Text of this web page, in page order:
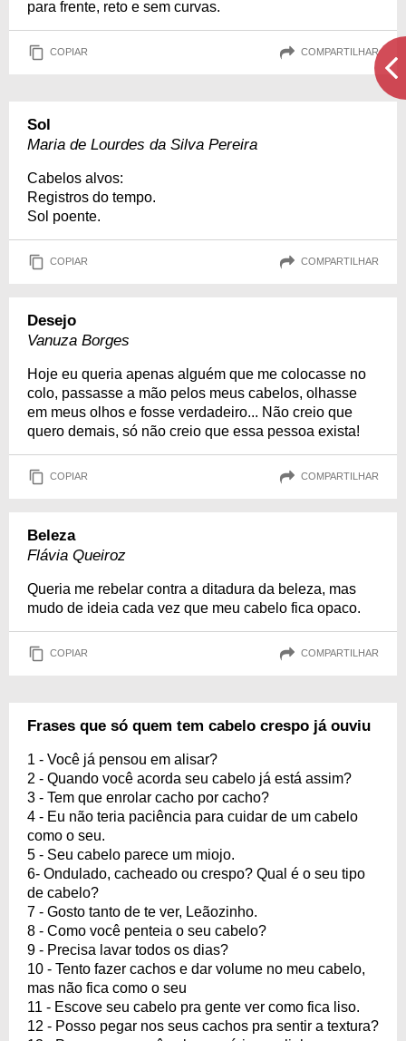
para frente, reto e sem curvas.
COPIAR COMPARTILHAR
Sol
Maria de Lourdes da Silva Pereira
Cabelos alvos:
Registros do tempo.
Sol poente.
COPIAR COMPARTILHAR
Desejo
Vanuza Borges
Hoje eu queria apenas alguém que me colocasse no
colo, passasse a mão pelos meus cabelos, olhasse
em meus olhos e fosse verdadeiro... Não creio que
quero demais, só não creio que essa pessoa exista!
COPIAR COMPARTILHAR
Beleza
Flávia Queiroz
Queria me rebelar contra a ditadura da beleza, mas
mudo de ideia cada vez que meu cabelo fica opaco.
COPIAR COMPARTILHAR
Frases que só quem tem cabelo crespo já ouviu
1 - Você já pensou em alisar?
2 - Quando você acorda seu cabelo já está assim?
3 - Tem que enrolar cacho por cacho?
4 - Eu não teria paciência para cuidar de um cabelo
como o seu.
5 - Seu cabelo parece um miojo.
6- Ondulado, cacheado ou crespo? Qual é o seu tipo
de cabelo?
7 - Gosto tanto de te ver, Leãozinho.
8 - Como você penteia o seu cabelo?
9 - Precisa lavar todos os dias?
10 - Tento fazer cachos e dar volume no meu cabelo,
mas não fica como o seu
11 - Escove seu cabelo pra gente ver como fica liso.
12 - Posso pegar nos seus cachos pra sentir a textura?